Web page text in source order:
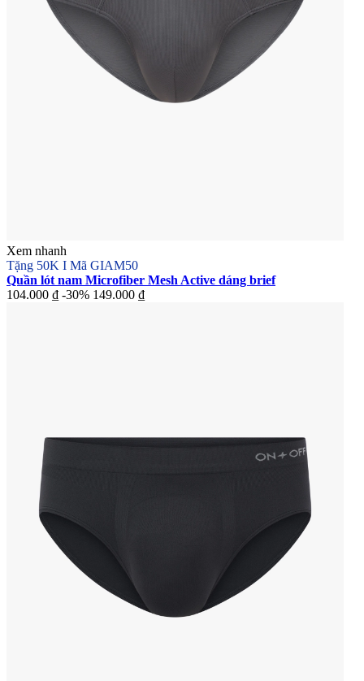
Xem nhanh
Tặng 50K I Mã GIAM50
Quần lót nam Microfiber Mesh Active dáng brief
104.000 ₫ -30% 149.000 ₫